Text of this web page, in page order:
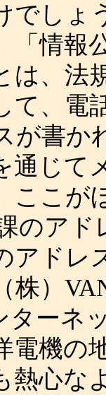
でしょ
情報
は、
て、電
が書か
通じて
ここが
のア
ドレ
株）
ターネ
電機の
熱心な